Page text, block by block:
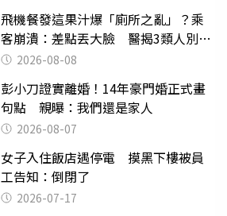
飛機餐發這果汁爆「廁所之亂」？乘
客崩潰：差點丟大臉 醫揭3類人別亂
喝 2026-08-08
彭小刀證實離婚！14年豪門婚正式畫
句點 親曝：我們還是家人
2026-08-07
女子入住飯店遇停電 摸黑下樓被員
工告知：倒閉了
2026-07-17